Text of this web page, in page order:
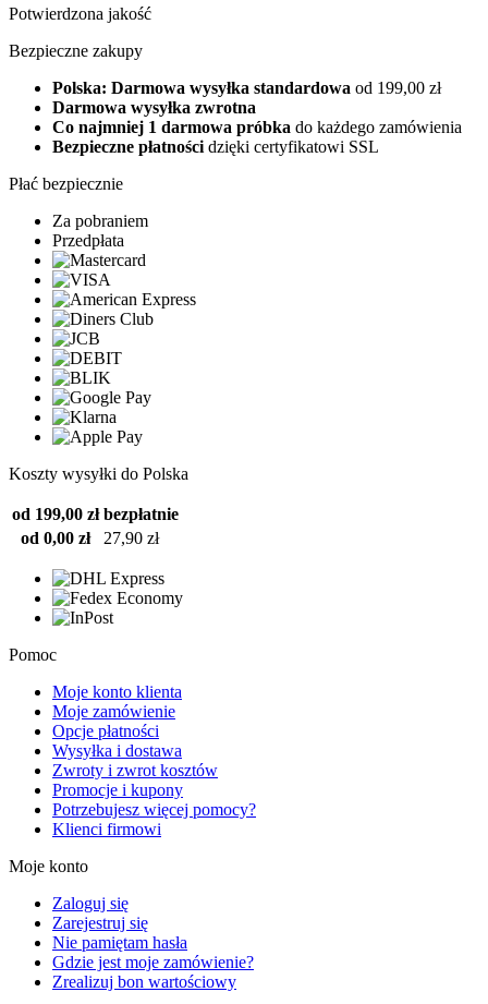
Potwierdzona jakość
Bezpieczne zakupy
Polska: Darmowa wysyłka standardowa od 199,00 zł
Darmowa wysyłka zwrotna
Co najmniej 1 darmowa próbka do każdego zamówienia
Bezpieczne płatnościdzięki certyfikatowi SSL
Płać bezpiecznie
Za pobraniem
Przedpłata
Koszty wysyłki do Polska
od 199,00 zł bezpłatnie
od 0,00 zł
27,90 zł
Pomoc
Moje konto klienta
Moje zamówienie
Opcje płatności
Wysyłka i dostawa
Zwroty i zwrot kosztów
Promocje i kupony
Potrzebujesz więcej pomocy?
Klienci firmowi
Moje konto
Zaloguj się
Zarejestruj się
Nie pamiętam hasła
Gdzie jest moje zamówienie?
Zrealizuj bon wartościowy